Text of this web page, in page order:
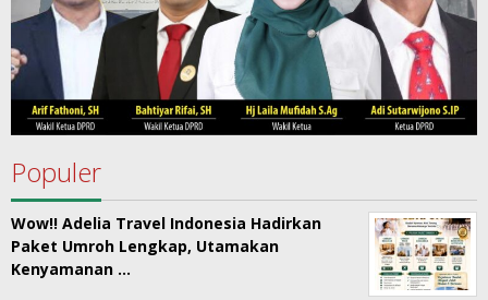
Populer
Wow!! Adelia Travel Indonesia Hadirkan
Paket Umroh Lengkap, Utamakan
Kenyamanan …